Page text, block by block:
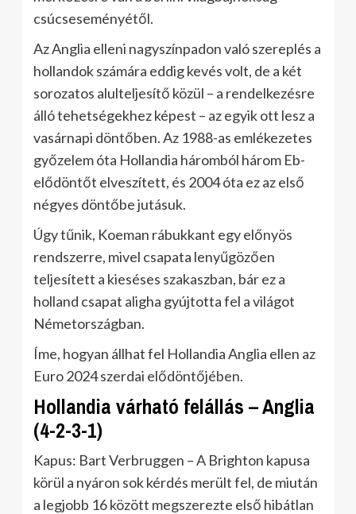
csúcseseményétől.
Az Anglia elleni nagyszínpadon való szereplés a
hollandok számára eddig kevés volt, de a két
sorozatos alulteljesítő közül – a rendelkezésre
álló tehetségekhez képest – az egyik ott lesz a
vasárnapi döntőben. Az 1988-as emlékezetes
győzelem óta Hollandia háromból három Eb-
elődöntőt elveszített, és 2004 óta ez az első
négyes döntőbe jutásuk.
Úgy tűnik, Koeman rábukkant egy előnyös
rendszerre, mivel csapata lenyűgözően
teljesített a kieséses szakaszban, bár ez a
holland csapat aligha gyújtotta fel a világot
Németországban.
Íme, hogyan állhat fel Hollandia Anglia ellen az
Euro 2024 szerdai elődöntőjében.
Hollandia várható felállás – Anglia
(4-2-3-1)
Kapus: Bart Verbruggen – A Brighton kapusa
körül a nyáron sok kérdés merült fel, de miután
a legjobb 16 között megszerezte első hibátlan